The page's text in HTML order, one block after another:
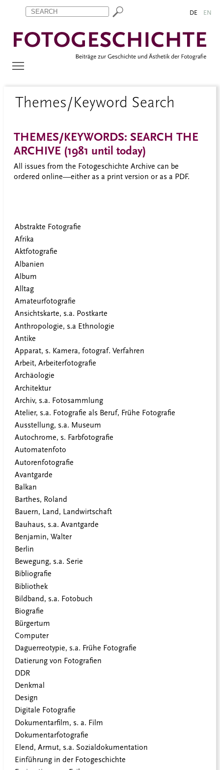
Zum Inhalt springen
Aktuelle Seite: Themes/Keyword Search DE EN
Themes/Keyword Search
THEMES/KEYWORDS: SEARCH THE
ARCHIVE (1981 until today)
All issues from the Fotogeschichte Archive can be
ordered online—either as a print version or as a PDF.
Abstrakte Fotografie
Afrika
Aktfotografie
Albanien
Album
Alltag
Amateurfotografie
Ansichtskarte, s.a. Postkarte
Anthropologie, s.a Ethnologie
Antike
Apparat, s. Kamera, fotograf. Verfahren
Arbeit, Arbeiterfotografie
Archäologie
Architektur
Archiv, s.a. Fotosammlung
Atelier, s.a. Fotografie als Beruf, Frühe Fotografie
Ausstellung, s.a. Museum
Autochrome, s. Farbfotografie
Automatenfoto
Autorenfotografie
Avantgarde
Balkan
Barthes, Roland
Bauern, Land, Landwirtschaft
Bauhaus, s.a. Avantgarde
Benjamin, Walter
Berlin
Bewegung, s.a. Serie
Bibliografie
Bibliothek
Bildband, s.a. Fotobuch
Biografie
Bürgertum
Computer
Daguerreotypie, s.a. Frühe Fotografie
Datierung von Fotografien
DDR
Denkmal
Design
Digitale Fotografie
Dokumentarfilm, s. a. Film
Dokumentarfotografie
Elend, Armut, s.a. Sozialdokumentation
Einführung in der Fotogeschichte